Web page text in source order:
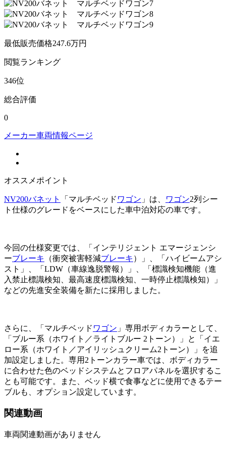
最低販売価格247.6万円
閲覧ランキング
346位
総合評価
0
メーカー車両情報ページ
オススメポイント
NV200バネット 「マルチベッド ワゴン 」は、 ワゴン2列シー
ト仕様のグレードをベースにした車中泊対応の車です。
今回の仕様変更では、「インテリジェント エマージェンシ
ーブレーキ （衝突被害軽減ブレーキ ）」、「ハイビームアシ
スト」、「LDW（車線逸脱警報）」、「標識検知機能（進
入禁止標識検知、最高速度標識検知、一時停止標識検知）」
などの先進安全装備を新たに採用しました。
さらに、「マルチベッド ワゴン 」専用ボディカラーとして、
「ブルー系（ホワイト／ライトブルー 2トーン）」と「イエ
ロー系（ホワイト／アイリッシュクリーム2トーン）」を追
加設定しました。専用2トーンカラー車では、ボディカラー
に合わせた色のベッドシステムとフロアパネルを選択するこ
とも可能です。また、ベッド横で食事などに使用できるテー
ブルも、オプション設定しています。
関連動画
車両関連動画がありません